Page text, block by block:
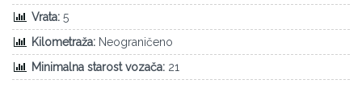
Vrata: 5
Kilometraža: Neograničeno
Minimalna starost vozača: 21